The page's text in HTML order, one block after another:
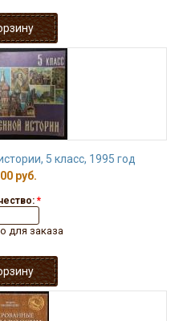
5 класс, 1995 год
руб.
*
для заказа